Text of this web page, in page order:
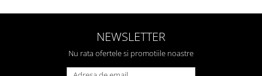
NEWSLETTER
Nu rata ofertele si promotiile noastre